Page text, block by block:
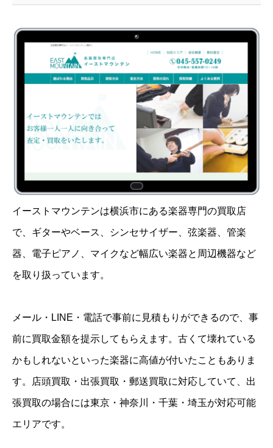
イーストマウンテンは横浜市にある楽器専門の買取店
で、ギターやベース、シンセサイザー、弦楽器、管楽
器、電子ピアノ、マイクなど幅広い楽器と周辺機器など
を取り扱っています。
メール・LINE・電話で事前に見積もりができるので、事
前に買取金額を提示してもらえます。古くて壊れている
かもしれないといった楽器に高値が付いたこともありま
す。店頭買取・出張買取・郵送買取に対応していて、出
張買取の場合には東京・神奈川・千葉・埼玉が対応可能
エリアです。